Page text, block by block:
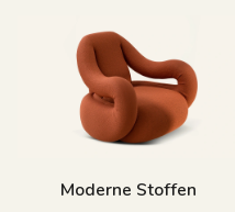
esthetiek uit
Moderne Stoffen